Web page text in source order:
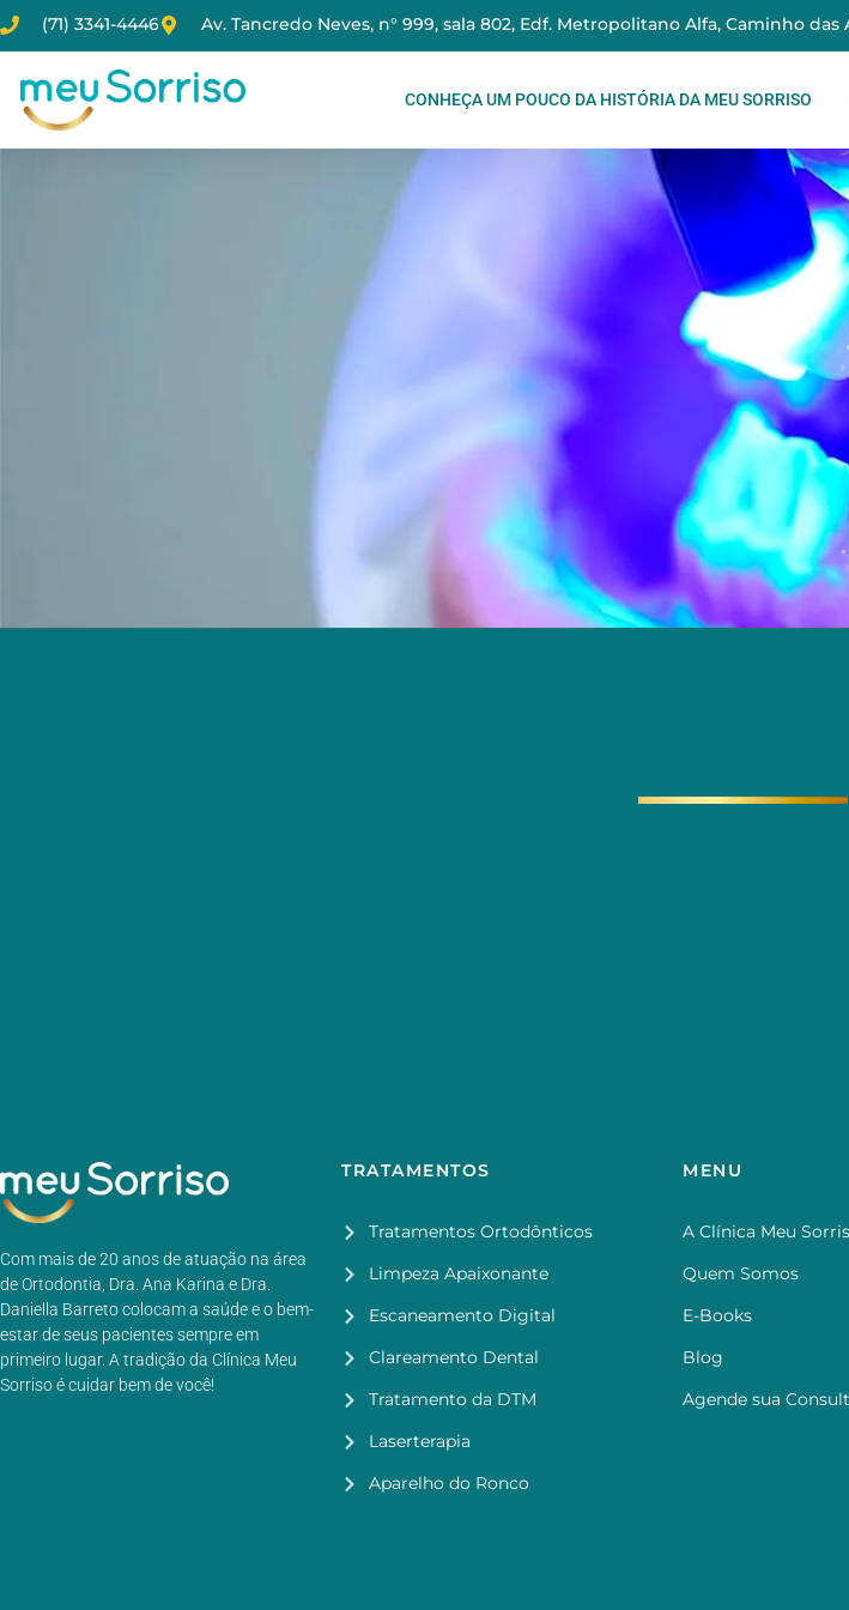
(71) 3341-4446 Av. Tancredo Neves, n° 999, sala 802, Edf. Metropolitano Alfa, Caminho das
CONHEÇA UM POUCO DA HISTÓRIA DA MEU SORRISO
Com mais de 20 anos de atuação na área
de Ortodontia, Dra. Ana Karina e Dra.
Daniella Barreto colocam a saúde e o bem-
estar de seus pacientes sempre em
primeiro lugar. A tradição da Clínica Meu
Sorriso é cuidar bem de você!
TRATAMENTOS
Tratamentos Ortodônticos
Limpeza Apaixonante
Escaneamento Digital
Clareamento Dental
Tratamento da DTM
Laserterapia
Aparelho do Ronco
MENU
A Clínica Meu
Quem Somos
E-Books
Blog
Agende sua